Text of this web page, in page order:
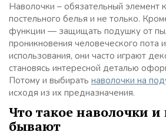
Наволочки – обязательный элемент
постельного белья и не только.
функции — защищать подушку от
проникновения человеческого пота
использования, они часто играют
становясь интересной деталью
Потому и выбирать наволочки на
исходя из их предназначения.
Что такое наволочки
бывают